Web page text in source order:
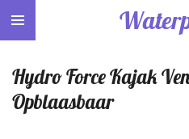
Ga
de
hoofdinhoud
Hydro Force Kajak
Opblaasbaar